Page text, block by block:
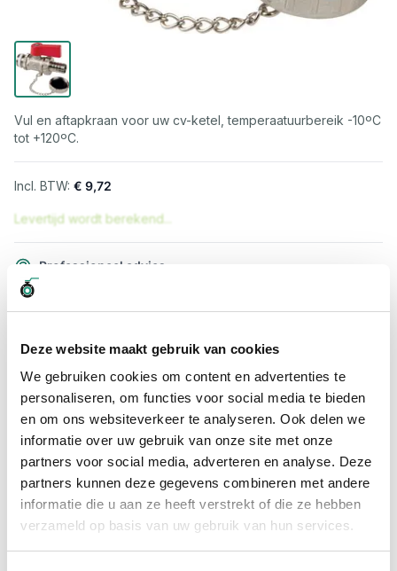
Deze website maakt gebruik van cookies
We gebruiken cookies om content en advertenties te
personaliseren, om functies voor social media te bieden
en om ons websiteverkeer te analyseren. Ook delen we
informatie over uw gebruik van onze site met onze
partners voor social media, adverteren en analyse. Deze
partners kunnen deze gegevens combineren met andere
informatie die u aan ze heeft verstrekt of die ze hebben
verzameld op basis van uw gebruik van hun services.
Vul en aftapkraan voor uw cv-ketel, temperaatuurbereik -10ºC
tot +120ºC.
€ 9,72
Levertijd wordt berekend...
Professioneel advies
Hoge klantbeoordelingen: 9/10
Snel naar
Plus- en minpunten Meer informatie
Plus- en minpunten
KFE kogelkraan PN10